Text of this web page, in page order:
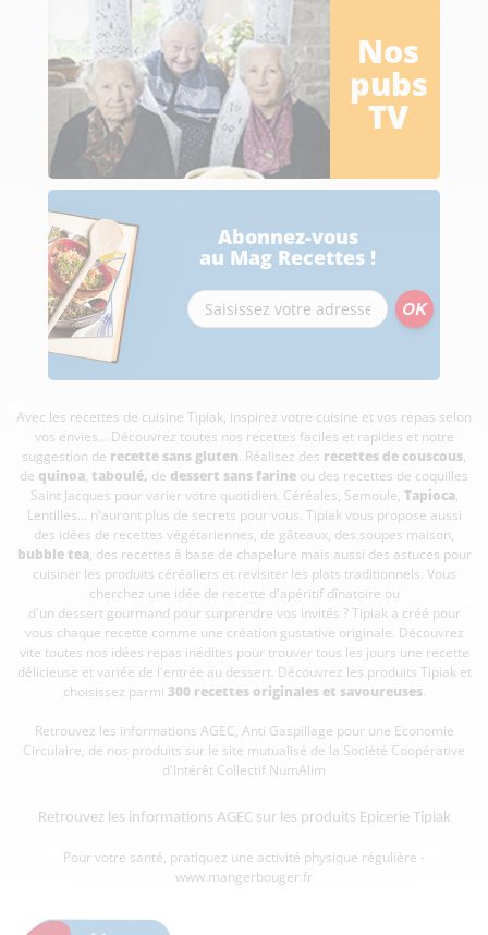
Nos
pubs
TV
Abonnez-vous
au Mag Recettes !
Avec les recettes de cuisine Tipiak, inspirez votre cuisine et vos repas selon
vos envies... Découvrez toutes nos recettes faciles et rapides et notre
suggestion de recette sans gluten. Réalisez des recettes de couscous,
de quinoa, taboulé, de dessert sans farine ou des recettes de coquilles
Saint Jacques pour varier votre quotidien. Céréales, Semoule, Tapioca,
Lentilles... n'auront plus de secrets pour vous. Tipiak vous propose aussi
des idées de recettes végétariennes, de gâteaux, des soupes maison,
bubble tea, des recettes à base de chapelure mais aussi des astuces pour
cuisiner les produits céréaliers et revisiter les plats traditionnels. Vous
cherchez une idée de recette d'apéritif dînatoire ou
d'un dessert gourmand pour surprendre vos invités ? Tipiak a créé pour
vous chaque recette comme une création gustative originale. Découvrez
vite toutes nos idées repas inédites pour trouver tous les jours une recette
délicieuse et variée de l'entrée au dessert. Découvrez les produits Tipiak et
choisissez parmi 300 recettes originales et savoureuses.
Retrouvez les informations AGEC, Anti Gaspillage pour une Economie
Circulaire, de nos produits sur le site mutualisé de la Société Coopérative
d'Intérêt Collectif NumAlim
Retrouvez les informations AGEC sur les produits Epicerie Tipiak
Pour votre santé, pratiquez une activité physique régulière -
www.mangerbouger.fr